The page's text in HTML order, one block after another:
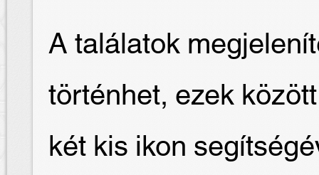
A találatok
történhet, ezek
két kis ikon